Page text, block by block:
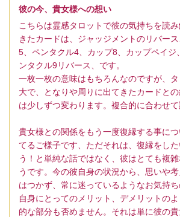
彼の今、貴女様への想い
こちらは霊感タロットで彼の気持ちを読
きたカードは、ジャッジメントのリバー
5、ペンタクル4、カップ8、カップペイジ
ンタクル9リバース、です。
一枚一枚の意味はもちろんなのですが、
大で、となりや周りに出てきたカードと
は少しずつ変わります。複合的に合わせて
貴女様との関係をもう一度復縁する事に
てるご様子です、ただそれは、復縁をし
う！と単純な話ではなく、彼はとても複
うです。今の彼自身の状況から、思いや
はつかず、常に迷っているようなお気持
自身にとってのメリット、デメリットの
的な部分も否めません。それは単に彼の